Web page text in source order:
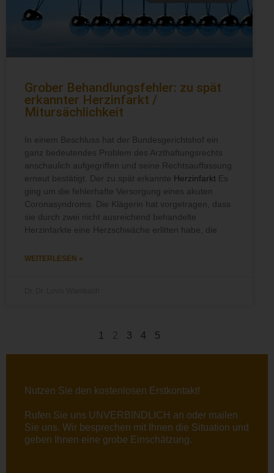
Grober Behandlungsfehler: zu spät
erkannter Herzinfarkt /
Mitursächlichkeit
In einem Beschluss hat der Bundesgerichtshof ein
ganz bedeutendes Problem des Arzthaftungsrechts
anschaulich aufgegriffen und seine Rechtsauffassung
erneut bestätigt. Der zu spät erkannte Herzinfarkt Es
ging um die fehlerhafte Versorgung eines akuten
Coronasyndroms. Die Klägerin hat vorgetragen, dass
sie durch zwei nicht ausreichend behandelte
Herzinfarkte eine Herzschwäche erlitten habe, die
WEITERLESEN »
1 2 3 4 5
Nutzen Sie den kostenlosen Erstkontakt!
Rufen Sie uns UNVERBINDLICH an oder mailen
Sie uns. Wir besprechen mit Ihnen die Situation und
geben Ihnen eine grobe Einschätzung.